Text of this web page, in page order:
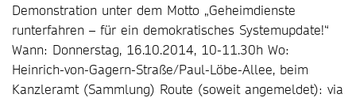
Demonstration unter dem Motto „Geheimdienste
runterfahren – für ein demokratisches Systemupdate!“
Wann: Donnerstag, 16.10.2014, 10-11.30h Wo:
Heinrich-von-Gagern-Straße/Paul-Löbe-Allee, beim
Kanzleramt (Sammlung) Route (soweit angemeldet): via